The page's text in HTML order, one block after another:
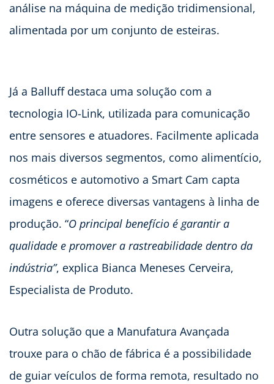
análise na máquina de medição tridimensional,
alimentada por um conjunto de esteiras.
Já a Balluff destaca uma solução com a
tecnologia IO-Link, utilizada para comunicação
entre sensores e atuadores. Facilmente aplicada
nos mais diversos segmentos, como alimentício,
cosméticos e automotivo a Smart Cam capta
imagens e oferece diversas vantagens à linha de
produção. “O principal benefício é garantir a
qualidade e promover a rastreabilidade dentro da
indústria”, explica Bianca Meneses Cerveira,
Especialista de Produto.
Outra solução que a Manufatura Avançada
trouxe para o chão de fábrica é a possibilidade
de guiar veículos de forma remota, resultado no